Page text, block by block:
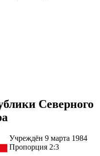
Северного
Учреждён 9 марта 1984
Пропорция 2:3